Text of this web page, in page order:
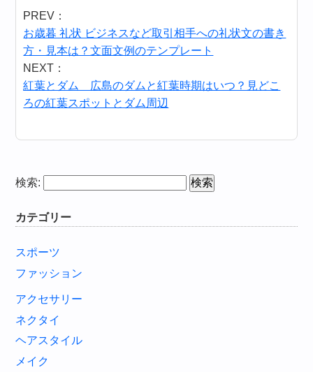
PREV：
お歳暮 礼状 ビジネスなど取引相手への礼状文の書き
方・見本は？文面文例のテンプレート
NEXT：
紅葉とダム 広島のダムと紅葉時期はいつ？見どこ
ろの紅葉スポットとダム周辺
検索:
カテゴリー
スポーツ
ファッション
アクセサリー
ネクタイ
ヘアスタイル
メイク